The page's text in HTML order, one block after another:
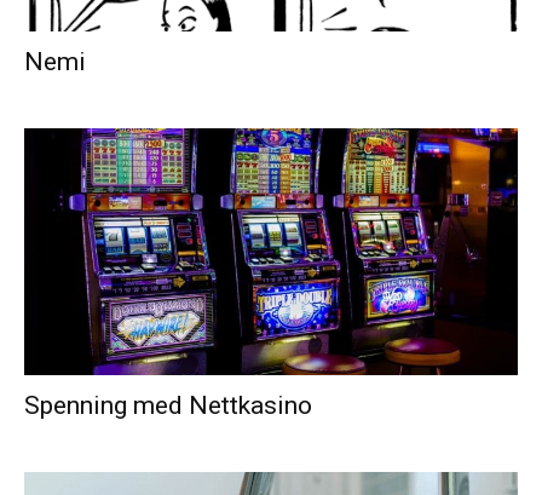
Nemi
Spenning med Nettkasino